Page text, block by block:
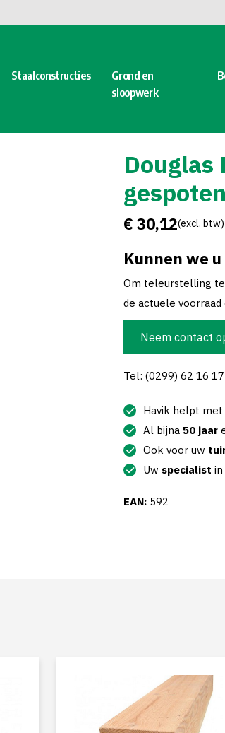
Staalconstructies
Grond en
sloopwerk
Douglas
€ 30,12(excl. btw)
Kunnen we
Om teleurstelling
de actuele voorraad
Neem contact
Tel: (0299) 62 16 17
Havik helpt met
Al bijna 50 jaar
Ook voor uw
Uw specialist in
EAN: 592